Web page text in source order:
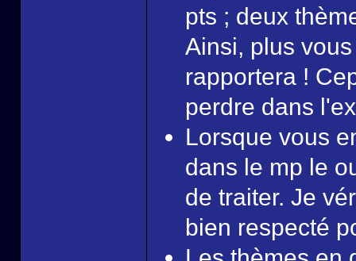
pts ; deux
Ainsi, plus
rapportera !
perdre dans
Lorsque vous
dans le mp le
de traiter. Je
bien respecté